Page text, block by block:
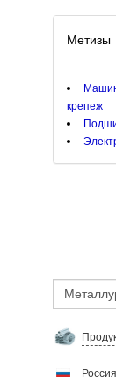
Метизы
крепеж
Россия